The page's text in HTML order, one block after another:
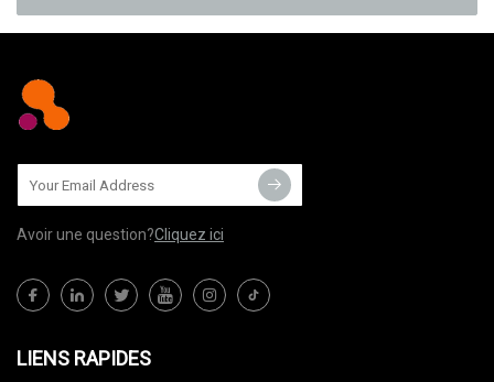
Avoir une question?Cliquez ici
LIENS RAPIDES